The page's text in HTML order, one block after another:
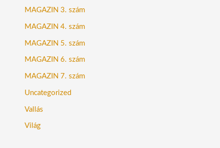
MAGAZIN 3. szám
MAGAZIN 4. szám
MAGAZIN 5. szám
MAGAZIN 6. szám
MAGAZIN 7. szám
Uncategorized
Vallás
Világ